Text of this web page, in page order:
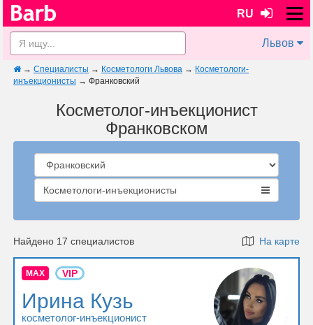
RU
Львов
→ Специалисты → Косметологи Львова → Косметологи-
инъекционисты → Франковский
Косметолог-инъекционист
Франковском
Косметологи-инъекционисты
Найдено 17 специалистов На карте
MAX VIP
Ирина Кузь
косметолог-инъекционист